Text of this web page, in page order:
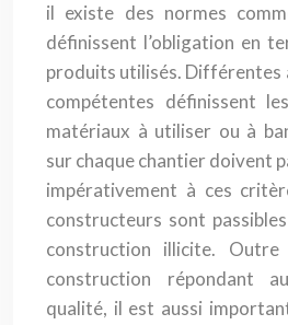
il existe des normes
définissent l’obligation en
produits utilisés.
compétentes définissent
matériaux à utiliser ou à
sur chaque chantier doivent
impérativement à ces
constructeurs sont
construction illicite.
construction répondant
qualité, il est aussi